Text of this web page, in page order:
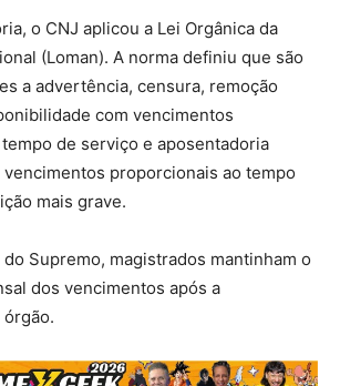
o CNJ aplicou a Lei Orgânica da
(Loman). A norma definiu que são
a advertência, censura, remoção
com vencimentos
de serviço e aposentadoria
proporcionais ao tempo
mais grave.
Supremo, magistrados mantinham o
dos vencimentos após a